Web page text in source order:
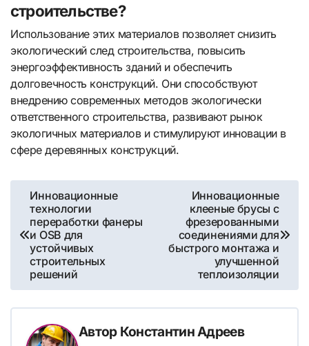
строительстве?
Использование этих материалов позволяет снизить
экологический след строительства, повысить
энергоэффективность зданий и обеспечить
долговечность конструкций. Они способствуют
внедрению современных методов экологически
ответственного строительства, развивают рынок
экологичных материалов и стимулируют инновации в
сфере деревянных конструкций.
Навигация
по
записям
Инновационные
технологии
переработки фанеры
и OSB для
устойчивых
строительных
решений
Инновационные
клееные брусы с
фрезерованными
соединениями для
быстрого монтажа и
улучшенной
теплоизоляции
Автор Константин Адреев